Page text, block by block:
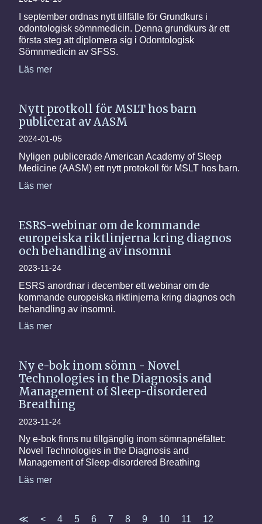
I september ordnas nytt tillfälle för Grundkurs i
odontologisk sömnmedicin. Denna grundkurs är ett
första steg att diplomera sig i Odontologisk
Sömnmedicin av SFSS.
Läs mer
Nytt protkoll för MSLT hos barn
publicerat av AASM
2024-01-05
Nyligen publicerade American Academy of Sleep
Medicine (AASM) ett nytt protokoll för MSLT hos barn.
Läs mer
ESRS-webinar om de kommande
europeiska riktlinjerna kring diagnos
och behandling av insomni
2023-11-24
ESRS anordnar i december ett webinar om de
kommande europeiska riktlinjerna kring diagnos och
behandling av insomni.
Läs mer
Ny e-bok inom sömn - Novel
Technologies in the Diagnosis and
Management of Sleep-disordered
Breathing
2023-11-24
Ny e-bok finns nu tillgänglig inom sömnapnéfältet:
Novel Technologies in the Diagnosis and
Management of Sleep-disordered Breathing
Läs mer
≪ < 4 5 6 7 8 9 10 11 12